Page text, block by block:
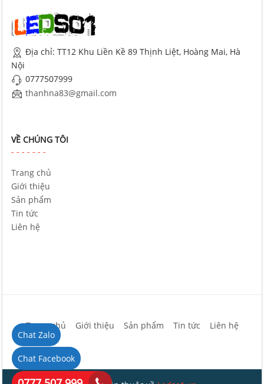
Địa chỉ: TT12 Khu Liền Kề 89 Thịnh Liệt, Hoàng Mai, Hà
Nội
0777507999
thanhna83@gmail.com
VỀ CHÚNG TÔI
Trang chủ
Giới thiệu
Sản phẩm
Tin tức
Liên hệ
Trang chủ Giới thiệu Sản phẩm Tin tức Liên hệ
Chat Zalo
Chat Facebook